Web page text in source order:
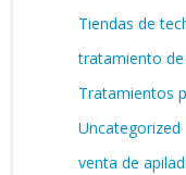
Tiendas de
tratamiento
Tratamientos
Uncategorized
venta de